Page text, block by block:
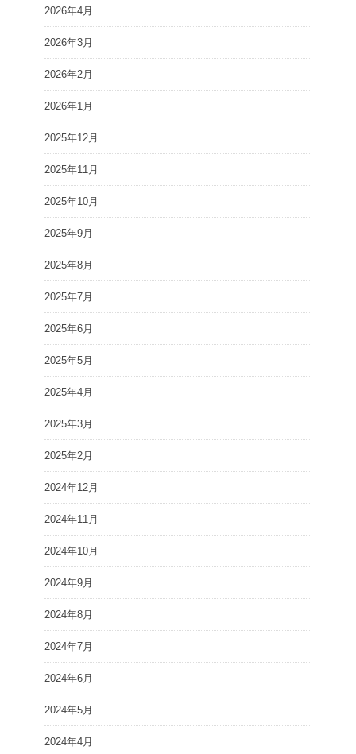
2026年4月
2026年3月
2026年2月
2026年1月
2025年12月
2025年11月
2025年10月
2025年9月
2025年8月
2025年7月
2025年6月
2025年5月
2025年4月
2025年3月
2025年2月
2024年12月
2024年11月
2024年10月
2024年9月
2024年8月
2024年7月
2024年6月
2024年5月
2024年4月